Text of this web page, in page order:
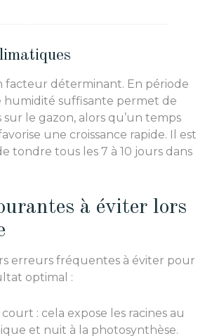
facteur déterminant. En période
humidité suffisante permet de
sur le gazon, alors qu’un temps
une croissance rapide. Il est
tondre tous les 7 à 10 jours dans
à éviter lors
erreurs fréquentes à éviter pour
optimal :
: cela expose les racines au
et nuit à la photosynthèse.